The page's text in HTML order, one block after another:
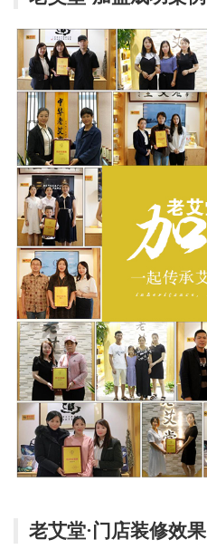
老艾堂·门店装修效果